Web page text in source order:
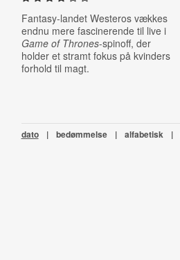
Fantasy-landet Westeros vækkes
endnu mere fascinerende til live i
Game of Thrones-spinoff, der
holder et stramt fokus på kvinders
forhold til magt.
dato | bedømmelse | alfabetisk |